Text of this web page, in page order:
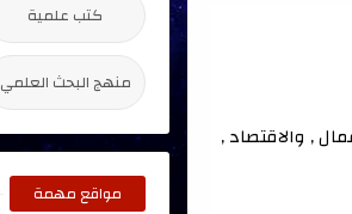
كتب علمية
منهج البحث العلمي
مواقع مهمة